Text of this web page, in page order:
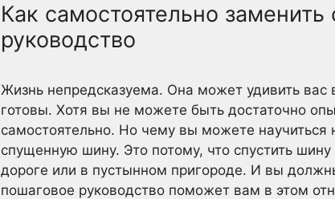
Как самостоятельно
руководство
Жизнь непредсказуема. Она может удивить
готовы. Хотя вы не можете быть достаточно
самостоятельно. Но чему вы можете научиться
спущенную шину. Это потому, что спустить
дороге или в пустынном пригороде. И вы
пошаговое руководство поможет вам в этом